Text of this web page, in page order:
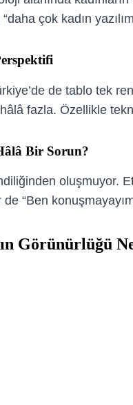
çok kadın
de tablo tek
fazla. Özellikle
Bir Sorun?
oluşmuyor.
“Ben
Görünürlüğü